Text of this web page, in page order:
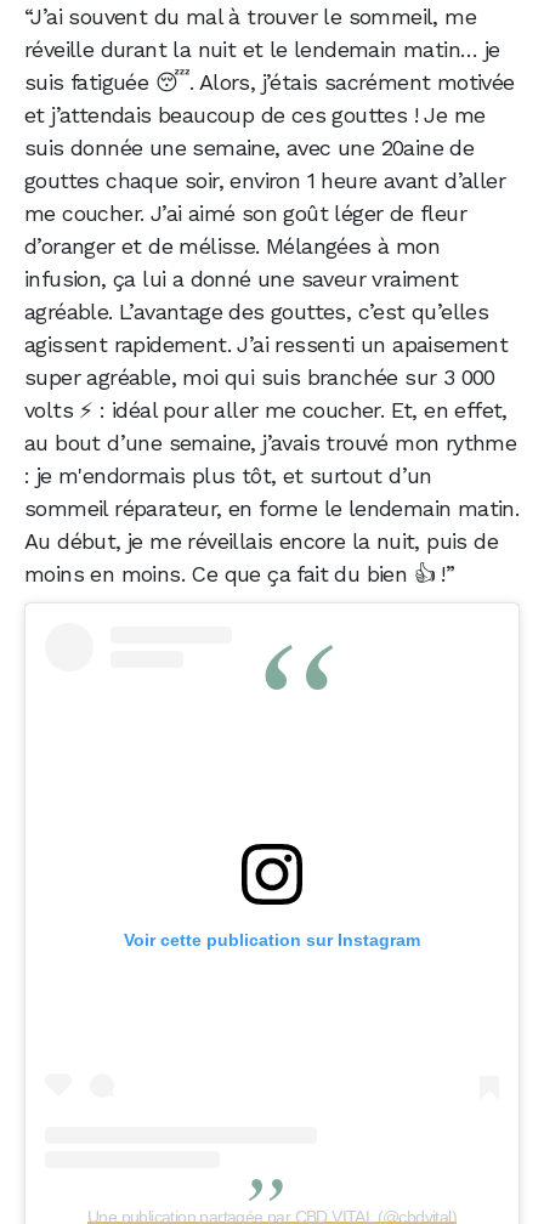
“J’ai souvent du mal à trouver le sommeil, me
réveille durant la nuit et le lendemain matin… je
suis fatiguée 😴. Alors, j’étais sacrément motivée
et j’attendais beaucoup de ces gouttes ! Je me
suis donnée une semaine, avec une 20aine de
gouttes chaque soir, environ 1 heure avant d’aller
me coucher. J’ai aimé son goût léger de fleur
d’oranger et de mélisse. Mélangées à mon
infusion, ça lui a donné une saveur vraiment
agréable. L’avantage des gouttes, c’est qu’elles
agissent rapidement. J’ai ressenti un apaisement
super agréable, moi qui suis branchée sur 3 000
volts ⚡ : idéal pour aller me coucher. Et, en effet,
au bout d’une semaine, j’avais trouvé mon rythme
: je m'endormais plus tôt, et surtout d’un
sommeil réparateur, en forme le lendemain matin.
Au début, je me réveillais encore la nuit, puis de
moins en moins. Ce que ça fait du bien 👍 !”
Voir cette publication sur Instagram
Une publication partagée par CBD VITAL (@cbdvital)